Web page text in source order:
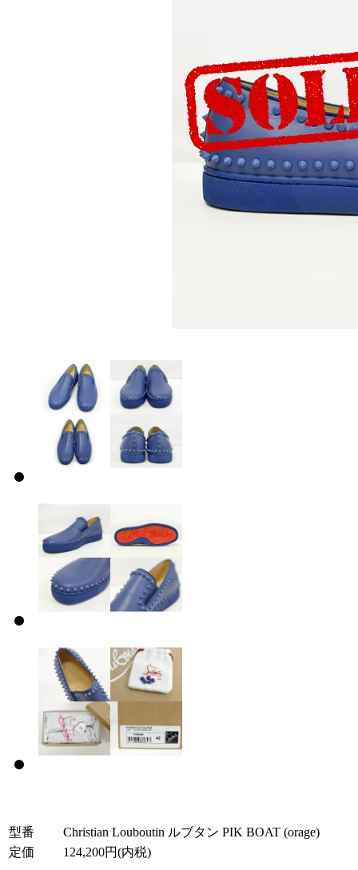
型番
Christian Louboutin ルブタン PIK BOAT (orage)
定価
124,200円(内税)